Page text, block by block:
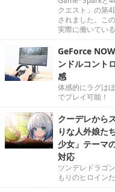
クエスト」の第
されました。こ
実際に働いてい
GeForce
ンドルコント
感
体感的にラグは
でプレイ可能！
クーデレから
りな人外娘た
少女」テーマ
対応
ツンデレドラゴ
もりのヒロイン